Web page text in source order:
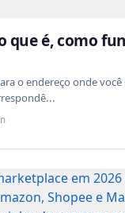
que é, como
o endereço onde